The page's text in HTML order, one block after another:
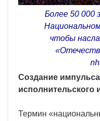
Более 50 000
чтобы
Создание
исполнительского
Термин